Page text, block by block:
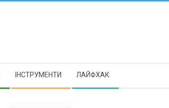
ІНСТРУМЕНТИ ЛАЙФХАК